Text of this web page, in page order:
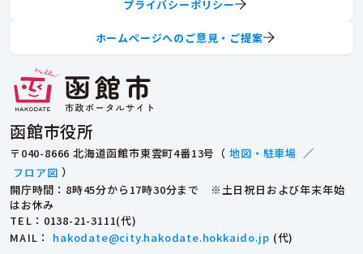
函館市役所
〒040-8666 北海道函館市東雲町4番13号（ 地図・駐車場 ／
フロア図 ）
開庁時間：8時45分から17時30分まで ※土日祝日および年末年始
はお休み
TEL ：0138-21-3111(代)
MAIL ： hakodate@city.hakodate.hokkaido.jp (代)
プライバシーポリシー
ホームページへのご意見・ご提案